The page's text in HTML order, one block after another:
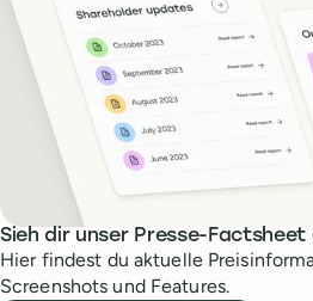
Sieh dir unser Presse-Factsheet
Hier findest du aktuelle
Screenshots und Features.